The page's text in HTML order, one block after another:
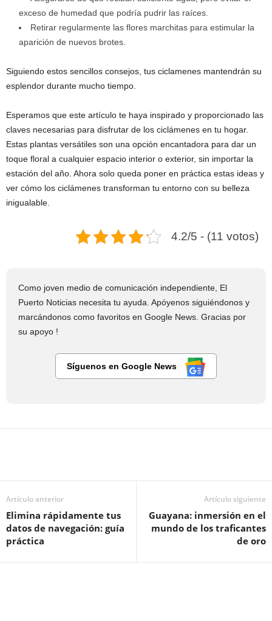
exceso de humedad que podría pudrir las raíces.
Retirar regularmente las flores marchitas para estimular la
aparición de nuevos brotes.
Siguiendo estos sencillos consejos, tus ciclamenes mantendrán su
esplendor durante mucho tiempo.
Esperamos que este artículo te haya inspirado y proporcionado las
claves necesarias para disfrutar de los ciclámenes en tu hogar.
Estas plantas versátiles son una opción encantadora para dar un
toque floral a cualquier espacio interior o exterior, sin importar la
estación del año. Ahora solo queda poner en práctica estas ideas y
ver cómo los ciclámenes transforman tu entorno con su belleza
inigualable.
4.2/5 - (11 votos)
Como joven medio de comunicación independiente, El
Puerto Noticias necesita tu ayuda. Apóyenos siguiéndonos y
marcándonos como favoritos en Google News. Gracias por
su apoyo !
Síguenos en Google News
Artículo anterior
Elimina rápidamente tus
datos de navegación: guía
práctica
Artículo siguiente
Guayana: inmersión en el
mundo de los traficantes
de oro